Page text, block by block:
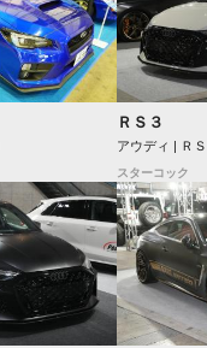
ＲＳ３
アウディ | Ｒ
スターコック